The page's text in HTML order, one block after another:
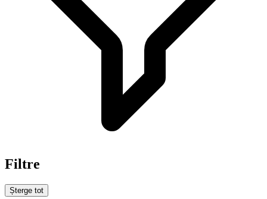
Filtre
Șterge tot